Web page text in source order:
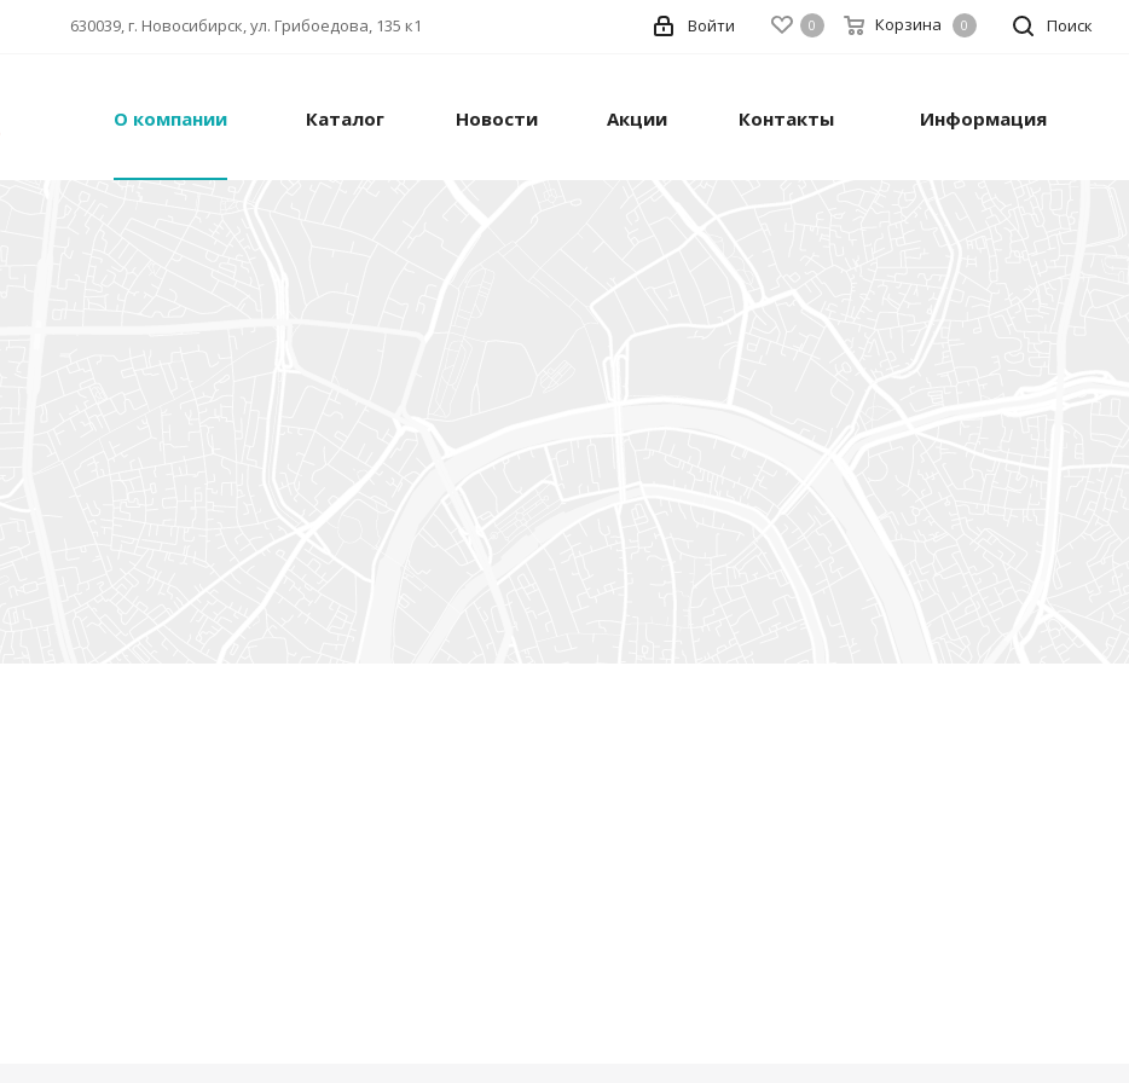
630039, г. Новосибирск, ул. Грибоедова, 135 к1 Поиск
0 Корзина 0
Войти
О компании Каталог Новости Акции Контакты Информация